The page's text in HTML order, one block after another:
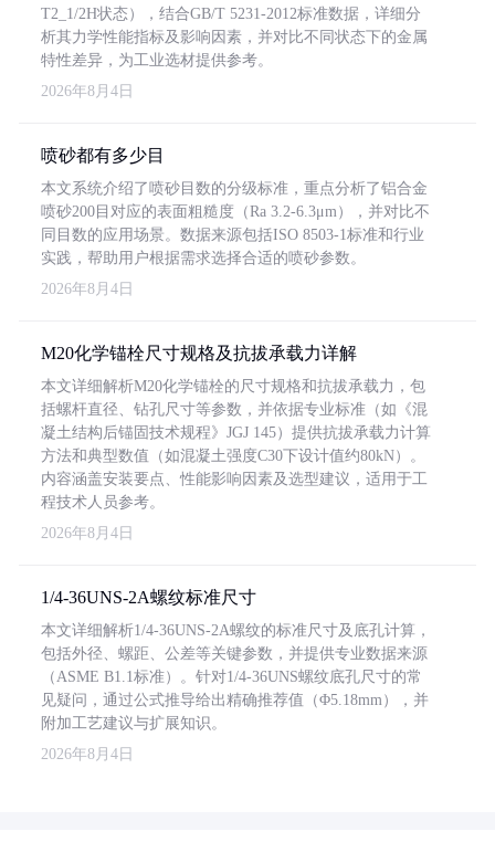
T2_1/2H状态），结合GB/T 5231-2012标准数据，详细分
析其力学性能指标及影响因素，并对比不同状态下的金属
特性差异，为工业选材提供参考。
2026年8月4日
喷砂都有多少目
本文系统介绍了喷砂目数的分级标准，重点分析了铝合金
喷砂200目对应的表面粗糙度（Ra 3.2-6.3μm），并对比不
同目数的应用场景。数据来源包括ISO 8503-1标准和行业
实践，帮助用户根据需求选择合适的喷砂参数。
2026年8月4日
M20化学锚栓尺寸规格及抗拔承载力详解
本文详细解析M20化学锚栓的尺寸规格和抗拔承载力，包
括螺杆直径、钻孔尺寸等参数，并依据专业标准（如《混
凝土结构后锚固技术规程》JGJ 145）提供抗拔承载力计算
方法和典型数值（如混凝土强度C30下设计值约80kN）。
内容涵盖安装要点、性能影响因素及选型建议，适用于工
程技术人员参考。
2026年8月4日
1/4-36UNS-2A螺纹标准尺寸
本文详细解析1/4-36UNS-2A螺纹的标准尺寸及底孔计算，
包括外径、螺距、公差等关键参数，并提供专业数据来源
（ASME B1.1标准）。针对1/4-36UNS螺纹底孔尺寸的常
见疑问，通过公式推导给出精确推荐值（Φ5.18mm），并
附加工艺建议与扩展知识。
2026年8月4日